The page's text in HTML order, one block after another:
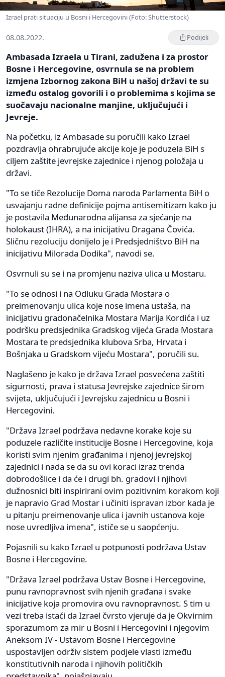
Izrael prati situaciju u Bosni i Hercegovini (Foto: Shutterstock)
08.08.2022. Podijeli
Ambasada Izraela u Tirani, zadužena i za prostor
Bosne i Hercegovine, osvrnula se na problem
izmjena Izbornog zakona BiH u našoj državi te su
između ostalog govorili i o problemima s kojima se
suočavaju nacionalne manjine, uključujući i
Jevreje.
Na početku, iz Ambasade su poručili kako Izrael
pozdravlja ohrabrujuće akcije koje je poduzela BiH s
ciljem zaštite jevrejske zajednice i njenog položaja u
državi.
"To se tiče Rezolucije Doma naroda Parlamenta BiH o
usvajanju radne definicije pojma antisemitizam kako ju
je postavila Međunarodna alijansa za sjećanje na
holokaust (IHRA), a na inicijativu Dragana Čovića.
Sličnu rezoluciju donijelo je i Predsjedništvo BiH na
inicijativu Milorada Dodika", navodi se.
Osvrnuli su se i na promjenu naziva ulica u Mostaru.
"To se odnosi i na Odluku Grada Mostara o
preimenovanju ulica koje nose imena ustaša, na
inicijativu gradonačelnika Mostara Marija Kordića i uz
podršku predsjednika Gradskog vijeća Grada Mostara
Mostara te predsjednika klubova Srba, Hrvata i
Bošnjaka u Gradskom vijeću Mostara", poručili su.
Naglašeno je kako je država Izrael posvećena zaštiti
sigurnosti, prava i statusa Jevrejske zajednice širom
svijeta, uključujući i Jevrejsku zajednicu u Bosni i
Hercegovini.
"Država Izrael podržava nedavne korake koje su
poduzele različite institucije Bosne i Hercegovine, koja
koristi svim njenim građanima i njenoj jevrejskoj
zajednici i nada se da su ovi koraci izraz trenda
dobrodošlice i da će i drugi bh. gradovi i njihovi
dužnosnici biti inspirirani ovim pozitivnim korakom koji
je napravio Grad Mostar i učiniti ispravan izbor kada je
u pitanju preimenovanje ulica i javnih ustanova koje
nose uvredljiva imena", ističe se u saopćenju.
Pojasnili su kako Izrael u potpunosti podržava Ustav
Bosne i Hercegovine.
"Država Izrael podržava Ustav Bosne i Hercegovine,
punu ravnopravnost svih njenih građana i svake
inicijative koja promovira ovu ravnopravnost. S tim u
vezi treba istaći da Izrael čvrsto vjeruje da je Okvirnim
sporazumom za mir u Bosni i Hercegovini i njegovim
Aneksom IV - Ustavom Bosne i Hercegovine
uspostavljen održiv sistem podjele vlasti između
konstitutivnih naroda i njihovih političkih